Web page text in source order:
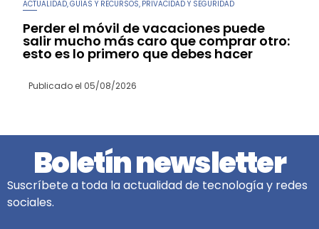
ACTUALIDAD ,GUÍAS Y RECURSOS PRIVACIDAD Y SEGURIDAD
Perder el móvil de vacaciones puede
salir mucho más caro que comprar otro:
esto es lo primero que debes hacer
Publicado el 05/08/2026
Boletín newsletter
Suscríbete a toda la actualidad de tecnología y redes
sociales.